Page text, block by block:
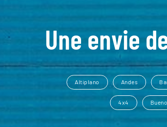
Une envie
Altiplano Andes
4x4